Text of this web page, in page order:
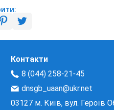
Контакти
8 (044) 258-21-45
dnsgb_uaan@ukr.net
03127 м. Київ, вул. Героїв